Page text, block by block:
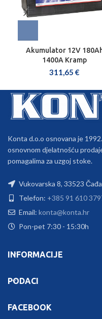
Akumulator 12V
1400A Kramp
311,65 €
Konta d.o.o osnovana je
osnovnom djelatnošću
pomagalima za uzgoj stoke.
Vukovarska 8, 33523
Telefon: +385 91 610
Email: konta@konta.hr
Pon-pet 7:30 - 15:30h
INFORMACIJE
PODACI
FACEBOOK